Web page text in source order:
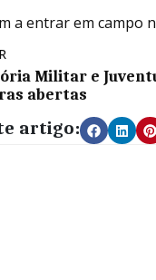
a entrar em campo
Militar e
abertas
artigo: